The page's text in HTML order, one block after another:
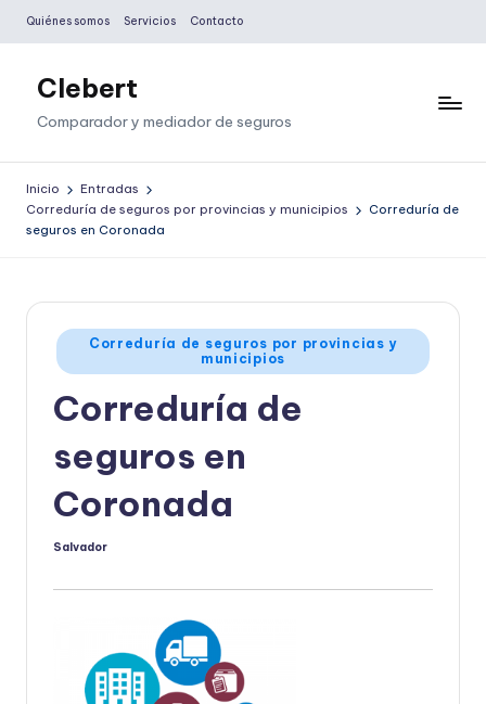
Saltar
contenido
Quiénes somos Servicios Contacto
Clebert
Comparador y mediador de seguros
Inicio
Entradas
Correduría de seguros por provincias y municipios
Correduría de
seguros en Coronada
Publicado
en
Correduría de seguros por provincias y
municipios
Correduría de
seguros en
Coronada
Publicado
Salvador